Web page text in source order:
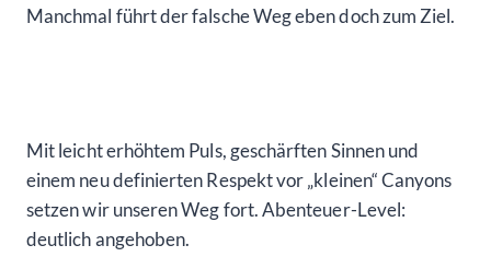
Manchmal führt der falsche Weg eben doch zum Ziel.
Mit leicht erhöhtem Puls, geschärften Sinnen und
einem neu definierten Respekt vor „kleinen“ Canyons
setzen wir unseren Weg fort. Abenteuer-Level:
deutlich angehoben.